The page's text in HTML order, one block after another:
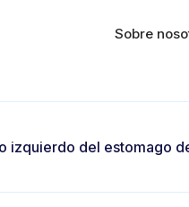
Sobre
izquierdo del estomago